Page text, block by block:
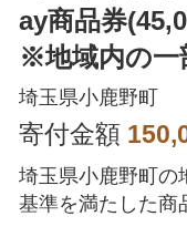
ay商品券
※地域内の一
店のみで利用
埼玉県小鹿野町
寄付金額
埼玉県小鹿野町の
基準を満たした商